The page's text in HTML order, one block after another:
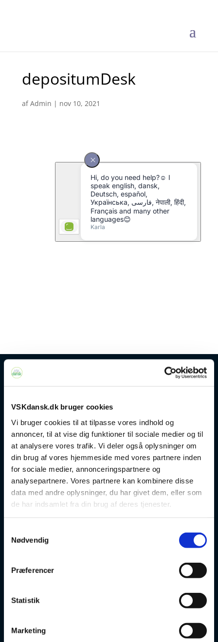
VSKdansk.dk bruger cookies
Vi bruger cookies til at tilpasse vores indhold og
annoncer, til at vise dig funktioner til sociale medier og til
at analysere vores trafik. Vi deler også oplysninger om
din brug af vores hjemmeside med vores partnere inden
for sociale medier, annonceringspartnere og
analysepartnere. Vores partnere kan kombinere disse
data med andre oplysninger, du har givet dem, eller som
de har indsamlet fra din brug af deres tjenester.
Nødvendig
Præferencer
Statistik
Marketing
depositumDesk
afAdmin | nov 10, 2021
+45 4328 3500
sprogcenter@brondby.dk
VSK Corporate
Danskuddannelse
Om os